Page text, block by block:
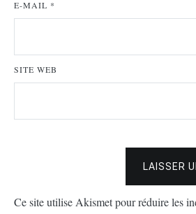
E-MAIL *
SITE WEB
LAISSER
Ce site utilise Akismet pour réduire les